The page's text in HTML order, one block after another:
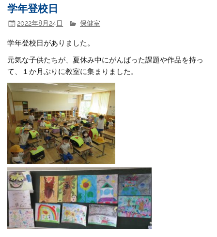
学年登校日
2022年8月24日 保健室
学年登校日がありました。
元気な子供たちが、夏休み中にがんばった課題や作品を持っ
て、１か月ぶりに教室に集まりました。